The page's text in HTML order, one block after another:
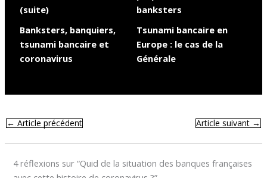
(suite)
banksters
Banksters, banquiers,
tsunami bancaire et
coronavirus
Tsunami bancaire en
Europe : le cas de la
Générale
←Article précédent Article suivant→
4 réflexions sur “Quid de la situation des banques françaises